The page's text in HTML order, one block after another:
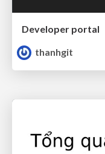
Developer portal
thanhgit